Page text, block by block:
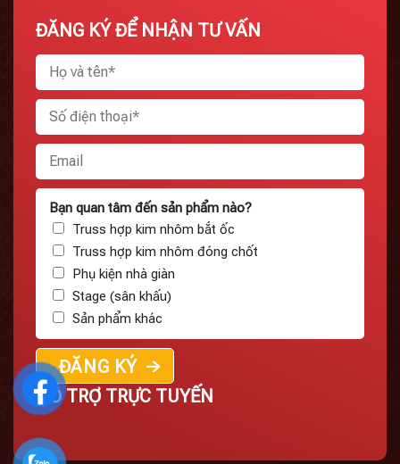
ĐĂNG KÝ ĐỂ NHẬN TƯ VẤN
Bạn quan tâm đến sản phẩm nào?
Truss hợp kim nhôm bắt ốc
Truss hợp kim nhôm đóng chốt
Phụ kiện nhà giàn
Stage (sân khấu)
Sản phẩm khác
HỖ TRỢ TRỰC TUYẾN